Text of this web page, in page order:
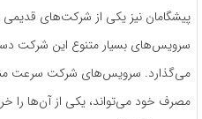
پیشگامان نیز یکی از شرکت‌های قدیمی
سرویس‌های بسیار متنوع این شرکت دست
می‌گذارد. سرویس‌های شرکت سرعت